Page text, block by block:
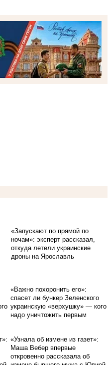
«Запускают по прямой по
ночам»: эксперт рассказал,
откуда летели украинские
дроны на Ярославль
«Важно похоронить его»:
спасет ли бункер Зеленского
украинскую «верхушку» — кого
надо уничтожить первым
«Узнала об измене из газет»:
Маша Вебер впервые
откровенно рассказала об